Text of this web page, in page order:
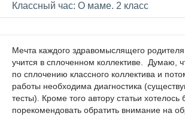
Классный час: О маме. 2 класс
Мечта каждого здравомыслящего
учится в сплоченном коллективе. Думаю,
по сплочению классного коллектива и
работы необходима диагностика
тесты). Кроме того автору статьи хотелось
порекомендовать обратить внимание на